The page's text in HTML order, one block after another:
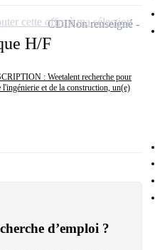
H/F
: Weetalent recherche pour
l'ingénierie et de la construction, un(e)
CDINon renseigné
cette offre à ma sélection
d’emploi ?